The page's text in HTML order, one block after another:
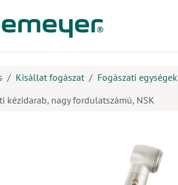
Kisállat fogászat
Fogászati egységek
kézidarab, nagy fordulatszámú, NSK